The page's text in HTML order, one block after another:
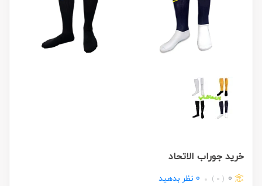
خرید جوراب الاتحاد
0
( 0 )
0 نظر بدهید